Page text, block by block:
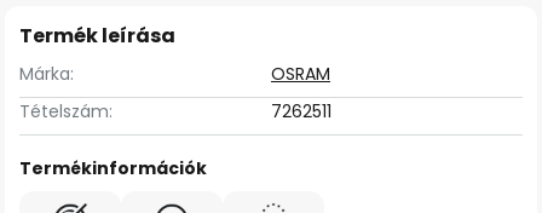
Termék leírása
Márka:
OSRAM
Tételszám:
7262511
Termékinformációk